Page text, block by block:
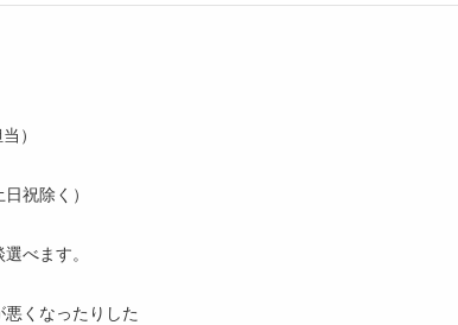
）
祝除く）
べます。
くなったりした